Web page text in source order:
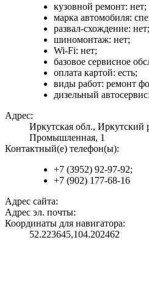
кузовной ремонт: нет;
марка автомобиля:
развал-схождение: нет;
шиномонтаж: нет;
Wi-Fi: нет;
базовое сервисное
оплата картой: есть;
виды работ: ремонт
дизельный
Адрес:
Иркутская обл., Иркутский
Промышленная, 1
Контактный(е) телефон(ы):
+7 (3952) 92-97-92;
+7 (902) 177-68-16
Адрес сайта:
Адрес эл. почты:
Координаты для навигатора:
52.223645,104.202462